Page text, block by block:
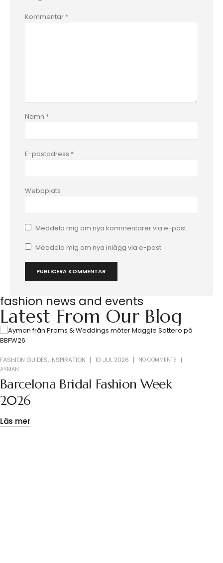
Kommentar *
Namn *
E-postadress *
Webbplats
Meddela mig om nya kommentarer via e-post.
Meddela mig om nya inlägg via e-post.
fashion news and events
Latest From Our Blog
FASHION GUIDES, INSPIRATION 10 JUL 2026
NO COMMENTS
AYMAN
Barcelona Bridal Fashion Week
2026
Läs mer